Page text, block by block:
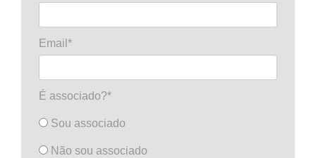
Email*
É associado?*
Sou associado
Não sou associado